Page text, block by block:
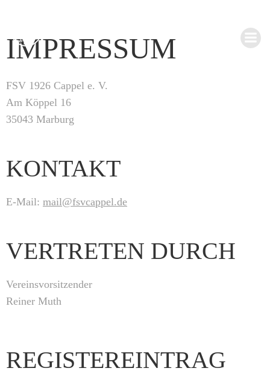
springen
IMPRESSUM
FSV 1926 Cappel e. V.
Am Köppel 16
35043 Marburg
KONTAKT
E-Mail: mail@fsvcappel.de
VERTRETEN DURCH
Vereinsvorsitzender
Reiner Muth
REGISTEREINTRAG